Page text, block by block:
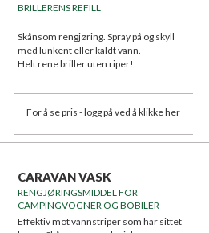
BRILLERENS REFILL
Skånsom rengjøring. Spray på og skyll
med lunkent eller kaldt vann.
Helt rene briller uten riper!
For å se pris - logg på ved å klikke her
CARAVAN VASK
RENGJØRINGSMIDDEL FOR
CAMPINGVOGNER OG BOBILER
Effektiv mot vannstriper som har sittet